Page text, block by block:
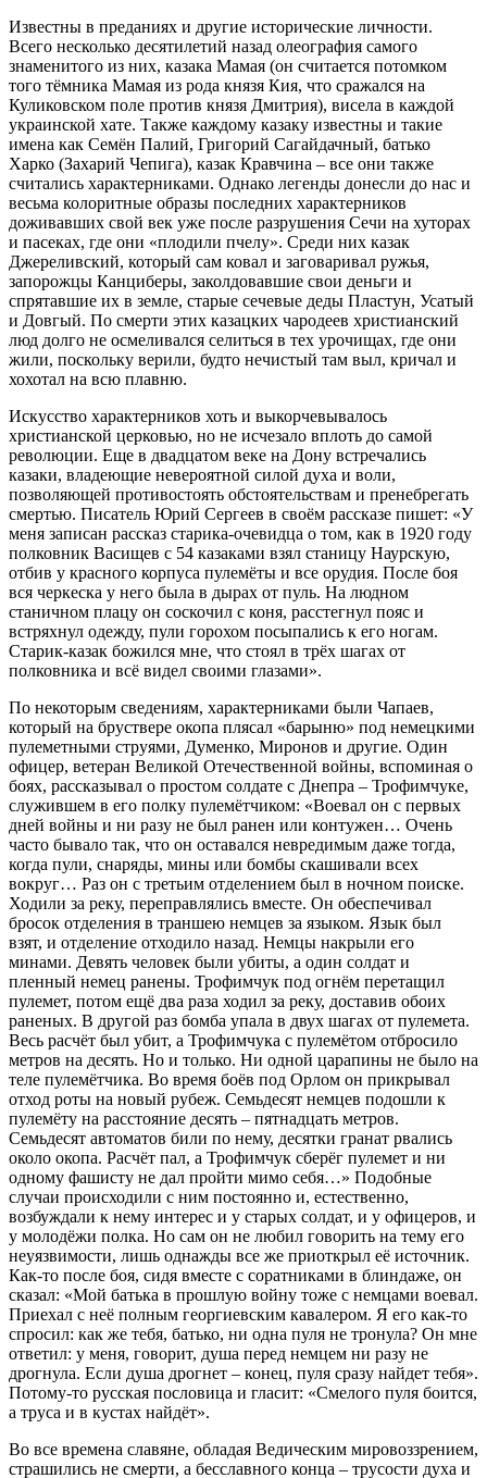
Известны в преданиях и другие исторические личности.
Всего несколько десятилетий назад олеография самого
знаменитого из них, казака Мамая (он считается потомком
того тёмника Мамая из рода князя Кия, что сражался на
Куликовском поле против князя Дмитрия), висела в каждой
украинской хате. Также каждому казаку известны и такие
имена как Семён Палий, Григорий Сагайдачный, батько
Харко (Захарий Чепига), казак Кравчина – все они также
считались характерниками. Однако легенды донесли до нас и
весьма колоритные образы последних характерников
доживавших свой век уже после разрушения Сечи на хуторах
и пасеках, где они «плодили пчелу». Среди них казак
Джереливский, который сам ковал и заговаривал ружья,
запорожцы Канциберы, заколдовавшие свои деньги и
спрятавшие их в земле, старые сечевые деды Пластун, Усатый
и Довгый. По смерти этих казацких чародеев христианский
люд долго не осмеливался селиться в тех урочищах, где они
жили, поскольку верили, будто нечистый там выл, кричал и
хохотал на всю плавню.
Искусство характерников хоть и выкорчевывалось
христианской церковью, но не исчезало вплоть до самой
революции. Еще в двадцатом веке на Дону встречались
казаки, владеющие невероятной силой духа и воли,
позволяющей противостоять обстоятельствам и пренебрегать
смертью. Писатель Юрий Сергеев в своём рассказе пишет: «У
меня записан рассказ старика-очевидца о том, как в 1920 году
полковник Васищев с 54 казаками взял станицу Наурскую,
отбив у красного корпуса пулемёты и все орудия. После боя
вся черкеска у него была в дырах от пуль. На людном
станичном плацу он соскочил с коня, расстегнул пояс и
встряхнул одежду, пули горохом посыпались к его ногам.
Старик-казак божился мне, что стоял в трёх шагах от
полковника и всё видел своими глазами».
По некоторым сведениям, характерниками были Чапаев,
который на бруствере окопа плясал «барыню» под немецкими
пулеметными струями, Думенко, Миронов и другие. Один
офицер, ветеран Великой Отечественной войны, вспоминая о
боях, рассказывал о простом солдате с Днепра – Трофимчуке,
служившем в его полку пулемётчиком: «Воевал он с первых
дней войны и ни разу не был ранен или контужен… Очень
часто бывало так, что он оставался невредимым даже тогда,
когда пули, снаряды, мины или бомбы скашивали всех
вокруг… Раз он с третьим отделением был в ночном поиске.
Ходили за реку, переправлялись вместе. Он обеспечивал
бросок отделения в траншею немцев за языком. Язык был
взят, и отделение отходило назад. Немцы накрыли его
минами. Девять человек были убиты, а один солдат и
пленный немец ранены. Трофимчук под огнём перетащил
пулемет, потом ещё два раза ходил за реку, доставив обоих
раненых. В другой раз бомба упала в двух шагах от пулемета.
Весь расчёт был убит, а Трофимчука с пулемётом отбросило
метров на десять. Но и только. Ни одной царапины не было на
теле пулемётчика. Во время боёв под Орлом он прикрывал
отход роты на новый рубеж. Семьдесят немцев подошли к
пулемёту на расстояние десять – пятнадцать метров.
Семьдесят автоматов били по нему, десятки гранат рвались
около окопа. Расчёт пал, а Трофимчук сберёг пулемет и ни
одному фашисту не дал пройти мимо себя…» Подобные
случаи происходили с ним постоянно и, естественно,
возбуждали к нему интерес и у старых солдат, и у офицеров, и
у молодёжи полка. Но сам он не любил говорить на тему его
неуязвимости, лишь однажды все же приоткрыл её источник.
Как-то после боя, сидя вместе с соратниками в блиндаже, он
сказал: «Мой батька в прошлую войну тоже с немцами воевал.
Приехал с неё полным георгиевским кавалером. Я его как-то
спросил: как же тебя, батько, ни одна пуля не тронула? Он мне
ответил: у меня, говорит, душа перед немцем ни разу не
дрогнула. Если душа дрогнет – конец, пуля сразу найдет тебя».
Потому-то русская пословица и гласит: «Смелого пуля боится,
а труса и в кустах найдёт».
Во все времена славяне, обладая Ведическим мировоззрением,
страшились не смерти, а бесславного конца – трусости духа и